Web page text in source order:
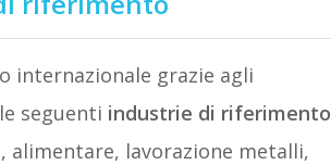
internazionale grazie agli
seguenti industrie di riferimento
alimentare, lavorazione metalli,